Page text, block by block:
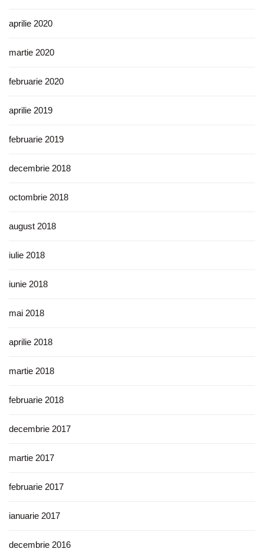
aprilie 2020
martie 2020
februarie 2020
aprilie 2019
februarie 2019
decembrie 2018
octombrie 2018
august 2018
iulie 2018
iunie 2018
mai 2018
aprilie 2018
martie 2018
februarie 2018
decembrie 2017
martie 2017
februarie 2017
ianuarie 2017
decembrie 2016